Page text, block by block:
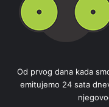
Od prvog dana kada
emitujemo 24 sata